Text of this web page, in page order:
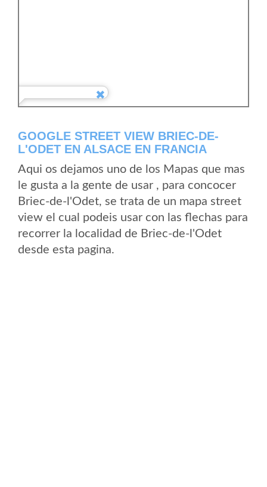
GOOGLE STREET VIEW BRIEC-DE-
L'ODET EN ALSACE EN FRANCIA
Aqui os dejamos uno de los Mapas que mas
le gusta a la gente de usar , para concocer
Briec-de-l'Odet, se trata de un mapa street
view el cual podeis usar con las flechas para
recorrer la localidad de Briec-de-l'Odet
desde esta pagina.